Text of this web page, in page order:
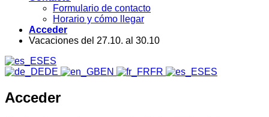
Formulario de contacto
Horario y cómo llegar
Acceder
Vacaciones del 27.10. al 30.10
ES
DE
EN FR ES
Acceder